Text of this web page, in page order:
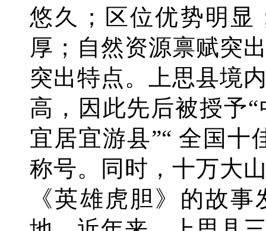
悠久；区位优势明显
厚；自然资源禀赋突
突出特点。上思县境
高，因此先后被授予
宜居宜游县”“ 全国十
称号。同时，十万大
《英雄虎胆》的故